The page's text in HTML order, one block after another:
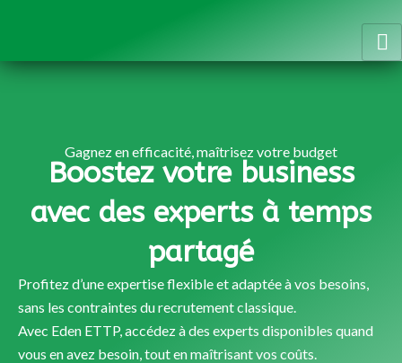
contenu
Gagnez en efficacité, maîtrisez votre budget
Boostez votre business
avec des experts à temps
partagé
Profitez d’une expertise flexible et adaptée à vos besoins,
sans les contraintes du recrutement classique.
Avec Eden ETTP, accédez à des experts disponibles quand
vous en avez besoin, tout en maîtrisant vos coûts.